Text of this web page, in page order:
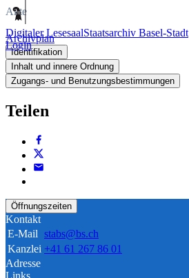
Digitaler LesesaalStaatsarchiv Basel-Stadt
Login
Akte
Archivplan
Identifikation
Inhalt und innere Ordnung
Zugangs- und Benutzungsbestimmungen
Teilen
Öffnungszeiten
Kontakt
E-Mail stabs@bs.ch
Kanzlei +41 61 267 86 01
Adresse